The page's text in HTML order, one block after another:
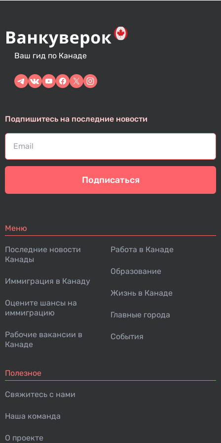
Ваш гид по Канаде
Подпишитесь на последние новости
Подписаться
Меню
Последние новости
Канады
Иммиграция в Канаду
Оцените шансы на
иммиграцию
Рабочие вакансии в
Канаде
Работа в Канаде
Образование
Жизнь в Канаде
Главные города
События
Полезное
Свяжитесь с нами
Наша команда
О проекте